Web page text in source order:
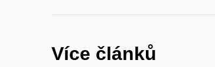
Více článků